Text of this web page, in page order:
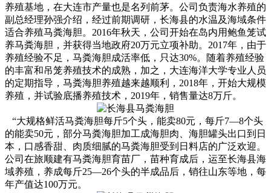
养殖基地，在大连市产量也是名列前茅。公司负责海水养殖的
副总经理孙强介绍，经过前期调研，长海县的水温及海域条件
适合养殖马粪海胆。2016年秋天，公司开始在岛内用鲍鱼笼试
养马粪海胆，并获得当地政府20万元立项补助。2017年，由于
养殖经验不足，马粪海胆成活率低，只达30%。随着养殖经验
的丰富和吊笼养殖技术的成熟，加之，大连海洋大学专业人员
的定期指导，马粪海胆养殖越来越顺利，2018年，开始大规模
养殖，并试验底播养殖技术，2019年，销售量达8万斤。
“大规格鲜活马粪海胆每斤5个头，能卖80元，每斤7—8个头
的能卖50元，部分马粪海胆加工成海胆肉、海胆罐头出口到日
本，口感香甜、肉质细腻的马粪海胆受到日料店的广泛欢迎。
公司在旅顺建有马粪海胆育苗厂，苗种育成后，运至长海县海
域养殖，养成每斤25—26个头的半成品后，销往山东等地，每
年产值达100万元。